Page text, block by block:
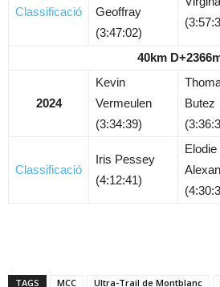
Classificació
Geoffray
(3:47:02)
40km
2024
Kevin
Vermeulen
(3:34:39)
Butez
Classificació
Iris Pessey
(4:12:41)
Elodie
TAGS MCC Ultra-Trail de Montblanc